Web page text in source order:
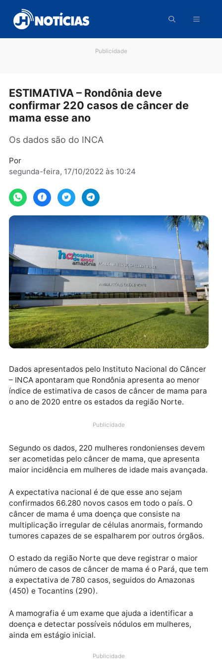
para
conteúdo
ESTIMATIVA – Rondônia deve
confirmar 220 casos de câncer de
Os dados são do INCA
Por
segunda-feira, 17/10/2022 às 10:24
Dados apresentados pelo Instituto Nacional do
– INCA apontaram que Rondônia apresenta ao menor
o ano de 2020 entre os estados da região Norte.
Publicidade
Segundo os dados, 220 mulheres rondonienses
ser acometidas pelo câncer de mama, que apresenta
maior incidência em mulheres de idade mais
confirmados 66.280 novos casos em todo o país. O
câncer de mama é uma doença que consiste na
multiplicação irregular de células anormais,
tumores capazes de se espalharem por outros
O estado da região Norte que deve registrar o maior
número de casos de câncer de mama é o Pará, que
(450) e Tocantins (290).